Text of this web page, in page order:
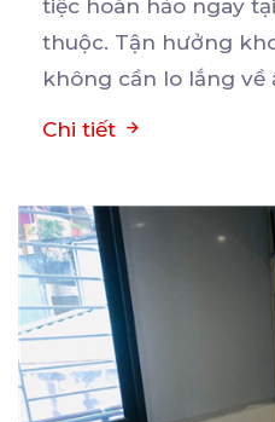
tiệc hoàn hảo ngay
thuộc. Tận hưởng
không cần lo lắng về
Chi tiết